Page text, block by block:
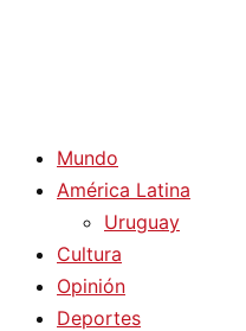
Mundo
América Latina
Uruguay
Cultura
Opinión
Deportes